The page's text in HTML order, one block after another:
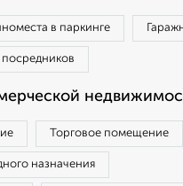
в паркинге
посредников
Торговое помещение
назначения